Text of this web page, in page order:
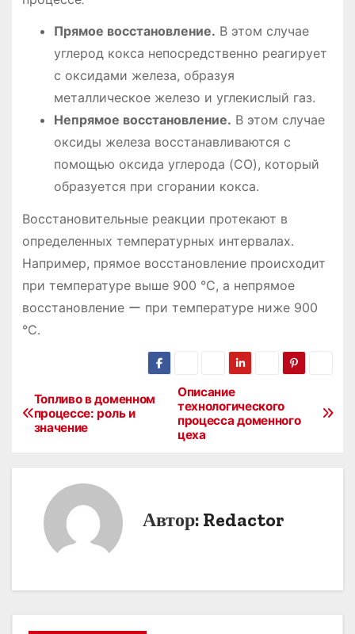
Прямое восстановление. В этом случае
углерод кокса непосредственно реагирует
с оксидами железа, образуя
металлическое железо и углекислый газ.
Непрямое восстановление. В этом случае
оксиды железа восстанавливаются с
помощью оксида углерода (CO), который
образуется при сгорании кокса.
Восстановительные реакции протекают в
определенных температурных интервалах.
Например, прямое восстановление происходит
при температуре выше 900 °C, а непрямое
восстановление ー при температуре ниже 900
°C.
Н
ц
Описание
технологического
процесса доменного
цеха
Топливо в доменном
процессе: роль и
значение
Автор: Redactor